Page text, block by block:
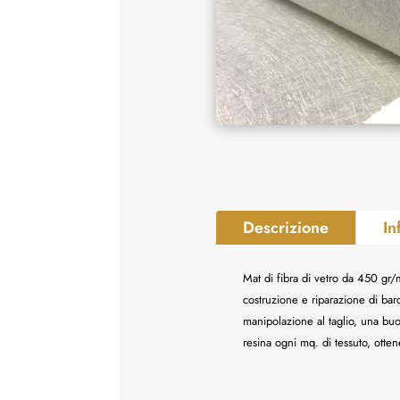
Descrizione
Mat di fibra di vetro da 450 gr/
costruzione e riparazione di
manipolazione al taglio, una
resina ogni mq. di tessuto,